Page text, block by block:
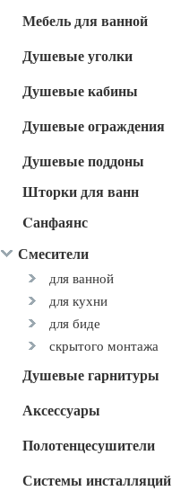
Мебель для ванной
Душевые уголки
Душевые кабины
Душевые ограждения
Душевые поддоны
Шторки для ванн
Cанфаянс
Смесители
для ванной
для кухни
для биде
скрытого монтажа
Душевые гарнитуры
Аксессуары
Полотенцесушители
Системы инсталляций